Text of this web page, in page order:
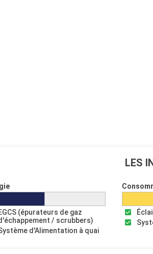
LES
(épurateurs de gaz
/ scrubbers)
d'Alimentation à quai